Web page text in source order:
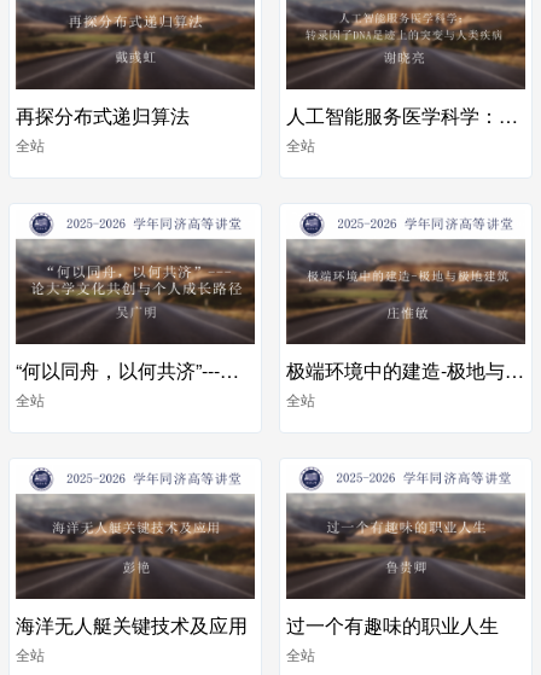
再探分布式递归算法
全站
人工智能服务医学科学：转录因子DNA足迹上的突变与人类疾病
全站
“何以同舟，以何共济”---论大学文化共创与个人成长路径
全站
极端环境中的建造-极地与极地建筑
全站
海洋无人艇关键技术及应用
全站
过一个有趣味的职业人生
全站